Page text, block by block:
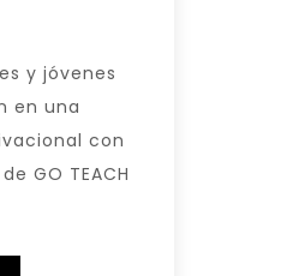
y jóvenes
en una
con
GO TEACH